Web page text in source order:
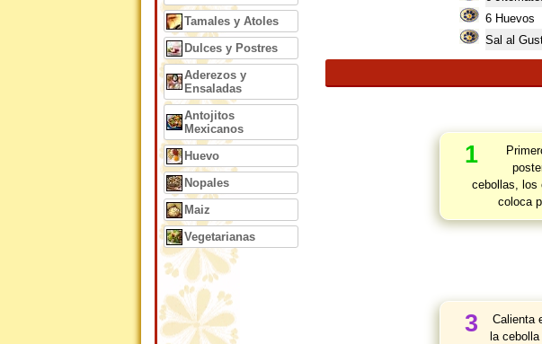
6 Huevos
Sal al
1
cebollas, los
coloca
3
Calienta
la
Tamales y Atoles
Dulces y Postres
Aderezos y
Ensaladas
Antojitos
Mexicanos
Huevo
Nopales
Maiz
Vegetarianas